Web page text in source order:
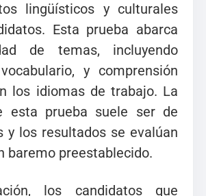
lingüísticos y culturales
Esta prueba abarca
de temas, incluyendo
y comprensión
los idiomas de trabajo. La
esta prueba suele ser de
y los resultados se evalúan
baremo preestablecido.
los candidatos que